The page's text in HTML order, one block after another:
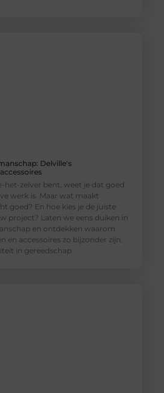
Delville's
het-zelver bent, weet je dat goed
werk is. Maar wat maakt
goed? En hoe kies je de juiste
project? Laten we eens duiken in
en ontdekken waarom
en accessoires zo bijzonder zijn.
in gereedschap